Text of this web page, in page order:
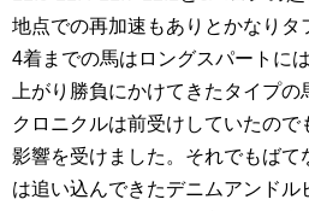
地点での再加速もありとかなりタ
4着までの馬はロングスパートに
上がり勝負にかけてきたタイプ
クロニクルは前受けしていたの
影響を受けました。それでもば
は追い込んできたデニムアンドル